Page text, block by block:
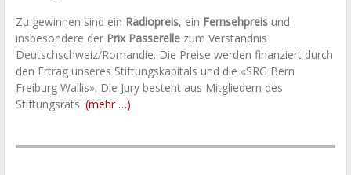
Zu gewinnen sind ein Radiopreis, ein Fernsehpreisund
insbesondere der Prix Passerellezum Verständnis
Deutschschweiz/Romandie. Die Preise werden finanziert durch
den Ertrag unseres Stiftungskapitals und die «SRG Bern
Freiburg Wallis». Die Jury besteht aus Mitgliedern des
Stiftungsrats. (mehr …)